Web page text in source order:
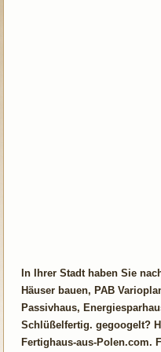
In Ihrer Stadt haben Sie
Häuser bauen, PAB
Passivhaus,
Schlüßelfertig. gegoogelt?
Fertighaus-aus-Polen.com.